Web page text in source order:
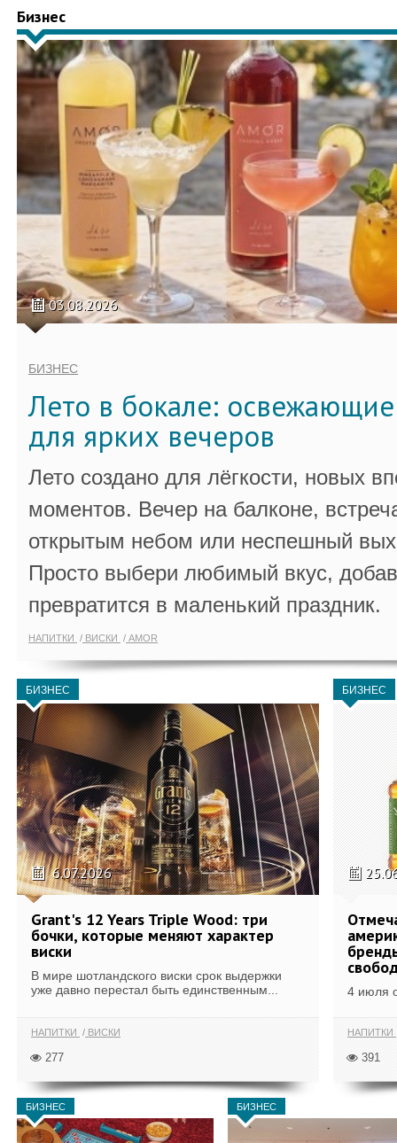
Бизнес
03.08.2026
БИЗНЕС
Лето в бокале:
для ярких вечеров
Лето создано для лёгкости, новых
моментов. Вечер на балконе,
открытым небом или неспешный
Просто выбери любимый вкус,
превратится в маленький праздник.
НАПИТКИ ВИСКИ AMOR
БИЗНЕС
6.07.2026
Grant's 12 Years Triple Wood: три
бочки, которые меняют характер
виски
В мире шотландского виски срок выдержки
уже давно перестал быть единственным...
НАПИТКИ ВИСКИ
277
БИЗНЕС
4 июля
НАПИТКИ
391
БИЗНЕС БИЗНЕС